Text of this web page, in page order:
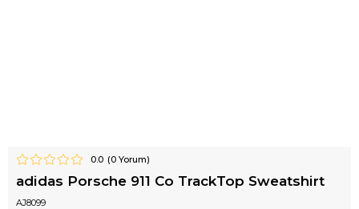
0.0 (0Yorum)
adidas Porsche 911 Co TrackTop Sweatshirt
AJ8099